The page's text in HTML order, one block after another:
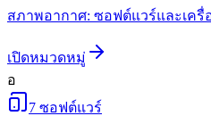
สภาพอากาศ: ซอฟต์แวร์และเครื่
เปิดหมวดหมู่
อ
7 ซอฟต์แวร์